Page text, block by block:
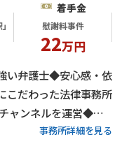
着手金
慰謝料事件
22万円
い弁護士◆安心感・依
こだわった法律事務所
ャンネルを運営◆不
事務所詳細を見る